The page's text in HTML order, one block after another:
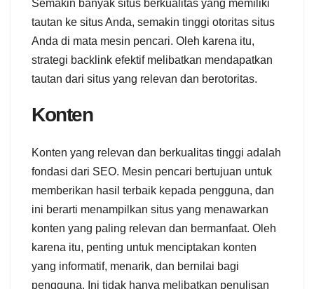
Semakin banyak situs berkualitas yang memiliki
tautan ke situs Anda, semakin tinggi otoritas situs
Anda di mata mesin pencari. Oleh karena itu,
strategi backlink efektif melibatkan mendapatkan
tautan dari situs yang relevan dan berotoritas.
Konten
Konten yang relevan dan berkualitas tinggi adalah
fondasi dari SEO. Mesin pencari bertujuan untuk
memberikan hasil terbaik kepada pengguna, dan
ini berarti menampilkan situs yang menawarkan
konten yang paling relevan dan bermanfaat. Oleh
karena itu, penting untuk menciptakan konten
yang informatif, menarik, dan bernilai bagi
pengguna. Ini tidak hanya melibatkan penulisan